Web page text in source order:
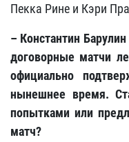
Пекка Рине и Кэри
– Константин
договорные матчи
официально
нынешнее время.
попытками или
матч?